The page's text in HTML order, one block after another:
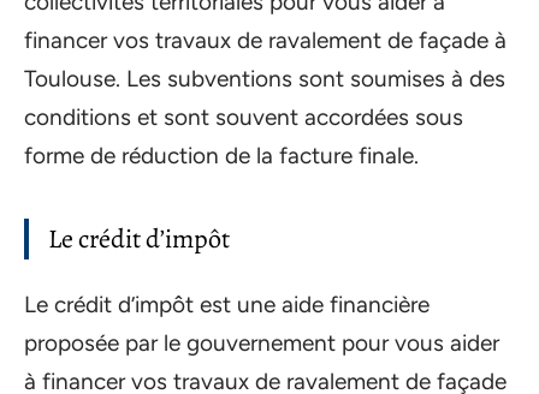
financer vos travaux de ravalement de façade à
Toulouse. Les subventions sont soumises à des
conditions et sont souvent accordées sous
forme de réduction de la facture finale.
Le crédit d’impôt
Le crédit d’impôt est une aide financière
proposée par le gouvernement pour vous aider
à financer vos travaux de ravalement de façade